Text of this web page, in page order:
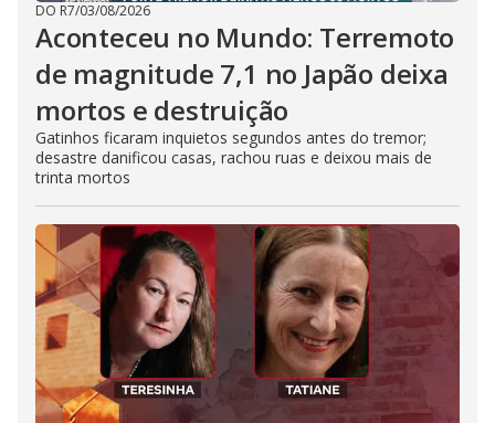
DO R7/03/08/2026
Aconteceu no Mundo: Terremoto
de magnitude 7,1 no Japão deixa
mortos e destruição
Gatinhos ficaram inquietos segundos antes do tremor;
desastre danificou casas, rachou ruas e deixou mais de
trinta mortos